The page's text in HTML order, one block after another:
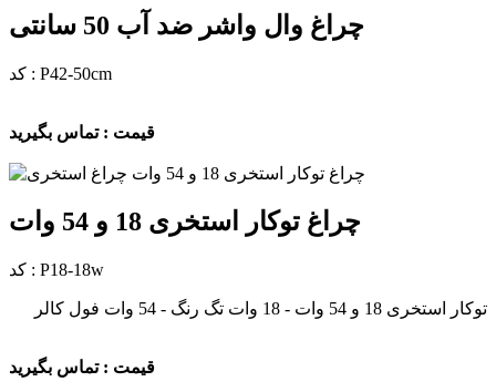
چراغ وال واشر ضد آب 50 سانتی
کد : P42-50cm
قیمت : تماس بگیرید
چراغ توکار استخری 18 و 54 وات
کد : P18-18w
توکار استخری 18 و 54 وات - 18 وات تگ رنگ - 54 وات فول کالر
قیمت : تماس بگیرید